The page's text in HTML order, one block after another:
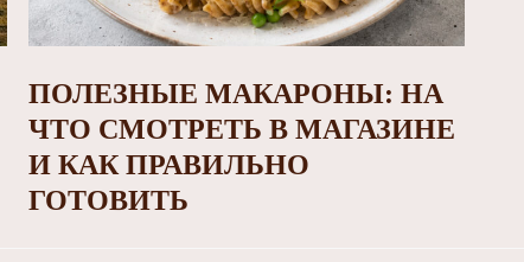
ПОЛЕЗНЫЕ МАКАРОНЫ: НА
ЧТО СМОТРЕТЬ В МАГАЗИНЕ
И КАК ПРАВИЛЬНО
ГОТОВИТЬ